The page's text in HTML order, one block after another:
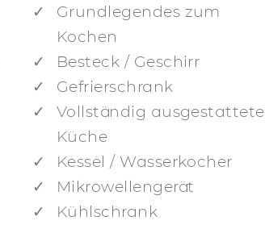
Grundlegendes zum
Kochen
Besteck / Geschirr
Gefrierschrank
Vollständig ausgestattete
Küche
Kessel / Wasserkocher
Mikrowellengerät
Kühlschrank